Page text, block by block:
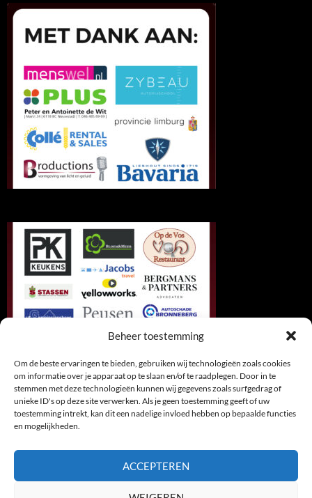
Beheer toestemming
Om de beste ervaringen te bieden, gebruiken wij technologieën zoals cookies
om informatie over je apparaat op te slaan en/of te raadplegen. Door in te
stemmen met deze technologieën kunnen wij gegevens zoals surfgedrag of
unieke ID's op deze site verwerken. Als je geen toestemming geeft of uw
toestemming intrekt, kan dit een nadelige invloed hebben op bepaalde functies
en mogelijkheden.
ACCEPTEREN